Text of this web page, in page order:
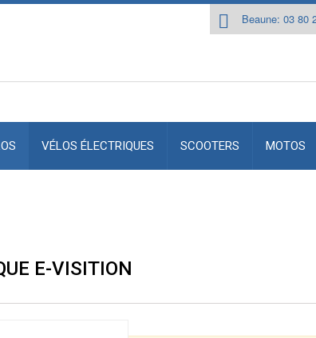
Beaune: 03 80
VÉLOS ÉLECTRIQUES SCOOTERS MOTOS
E-VISITION